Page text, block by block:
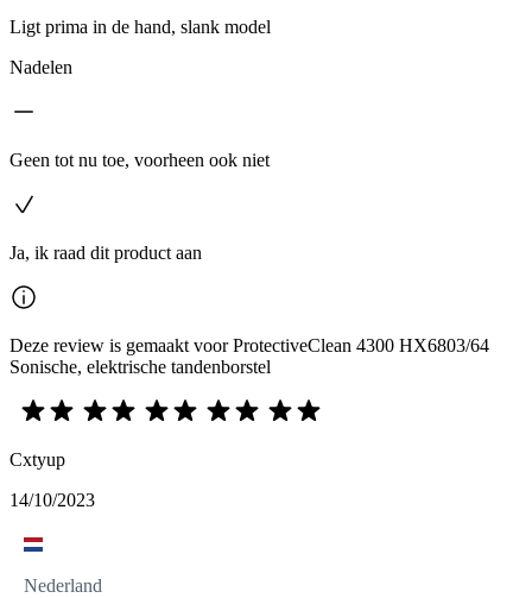
Ligt prima in de hand, slank model
Nadelen
Geen tot nu toe, voorheen ook niet
Ja, ik raad dit product aan
Deze review is gemaakt voor ProtectiveClean 4300 HX6803/64
Sonische, elektrische tandenborstel
Cxtyup
14/10/2023
Nederland